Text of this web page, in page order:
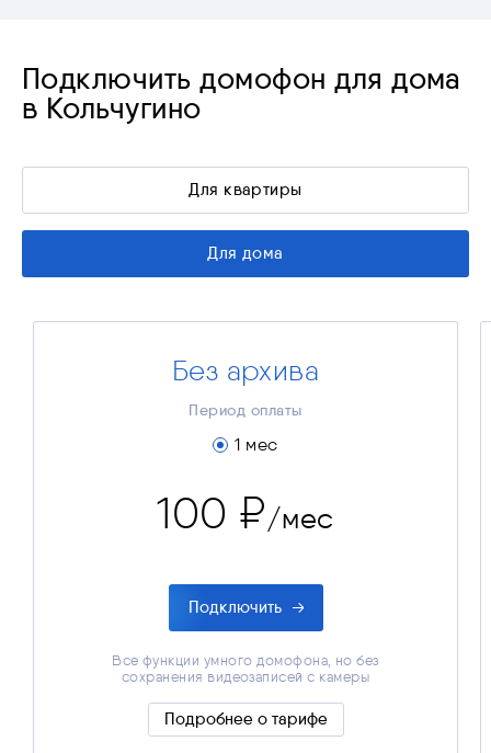
Подключить домофон для дома
в Кольчугино
Для квартиры
Для дома
Без архива
Период оплаты
1 мес
100 ₽/мес
Подключить
Все функции умного домофона, но без
сохранения видеозаписей с камеры
Подробнее о тарифе
«Без архива»
сохранения видеозаписей с камеры